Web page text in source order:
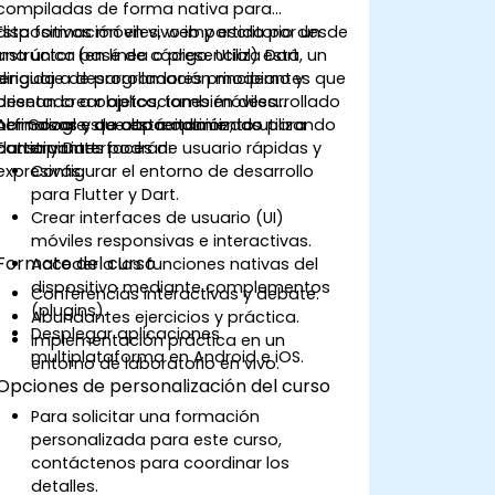
de forma nativa para
móviles, web y escritorio desde
única base de código. Utiliza Dart, un
de programación moderno y
a objetos, también desarrollado
Google, que está optimizado para
interfaces de usuario rápidas y
formación en vivo impartida por un
(en línea o presencial) está
a desarrolladores principiantes que
crear aplicaciones móviles
y de alto rendimiento utilizando
y Dart.
finalizar esta capacitación, los
podrán:
Configurar el entorno de desarrollo
para Flutter y Dart.
Crear interfaces de usuario (UI)
móviles responsivas e interactivas.
Acceder a las funciones nativas del
dispositivo mediante complementos
(plugins).
Desplegar aplicaciones
multiplataforma en Android e iOS.
del curso
Conferencias interactivas y debate.
Abundantes ejercicios y práctica.
Implementación práctica en un
entorno de laboratorio en vivo.
de personalización del curso
Para solicitar una formación
personalizada para este curso,
contáctenos para coordinar los
detalles.